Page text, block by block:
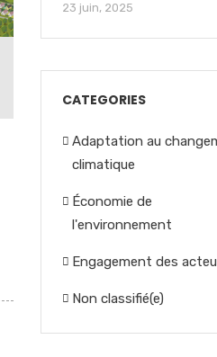
23 juin, 2025
CATEGORIES
Adaptation au
climatique
Économie de
l'environnement
Engagement des
Non classifié(e)